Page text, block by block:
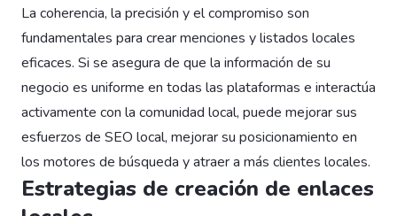
La coherencia, la precisión y el compromiso son
fundamentales para crear menciones y listados locales
eficaces. Si se asegura de que la información de su
negocio es uniforme en todas las plataformas e interactúa
activamente con la comunidad local, puede mejorar sus
esfuerzos de SEO local, mejorar su posicionamiento en
los motores de búsqueda y atraer a más clientes locales.
Estrategias de creación de enlaces